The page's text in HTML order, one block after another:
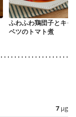
ふわふわ鶏団子とキャ
ベツのトマト煮
7 µg